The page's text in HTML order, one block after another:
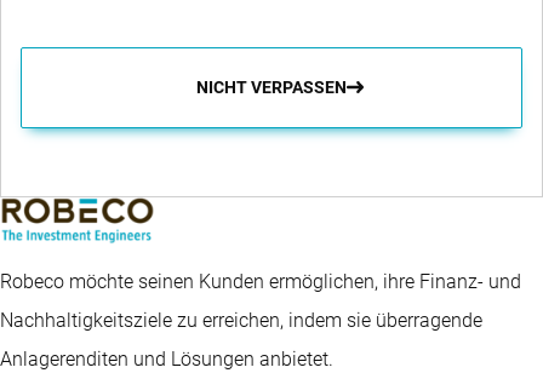
NICHT VERPASSEN
Robeco möchte seinen Kunden ermöglichen, ihre Finanz- und
Nachhaltigkeitsziele zu erreichen, indem sie überragende
Anlagerenditen und Lösungen anbietet.